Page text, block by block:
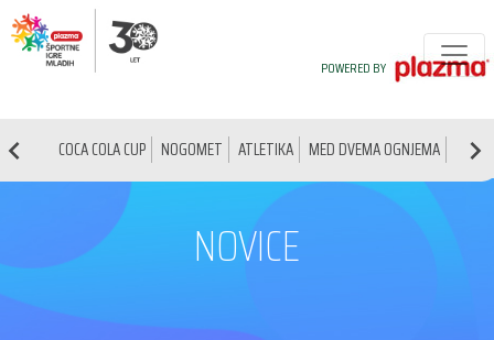
COCA COLA CUP NOGOMET ATLETIKA MED DVEMA OGNJEMA
POWERED BY
NOVICE